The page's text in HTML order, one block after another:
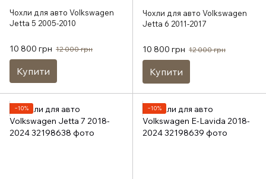
Чохли для авто Volkswagen
Jetta 5 2005-2010
10 800 грн 12 000 грн
Купити
Чохли для авто Volkswagen
Jetta 6 2011-2017
10 800 грн 12 000 грн
Купити
−10% −10%